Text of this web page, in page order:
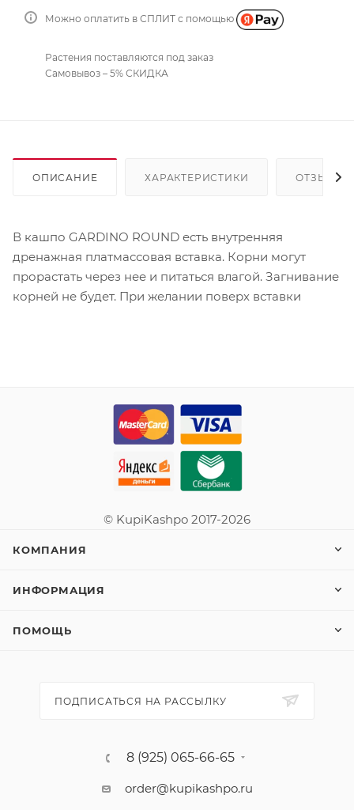
Можно оплатить в СПЛИТ с помощью
Растения поставляются под заказ
Самовывоз – 5% СКИДКА
ОПИСАНИЕ ХАРАКТЕРИСТИКИ ОТЗЫВЫ
В кашпо GARDINO ROUND есть внутренняя
дренажная платмассовая вставка. Корни могут
прорастать через нее и питаться влагой. Загнивание
корней не будет. При желании поверх вставки
© KupiKashpo 2017-2026
КОМПАНИЯ
ИНФОРМАЦИЯ
ПОМОЩЬ
ПОДПИСАТЬСЯ НА РАССЫЛКУ
8 (925) 065-66-65
order@kupikashpo.ru